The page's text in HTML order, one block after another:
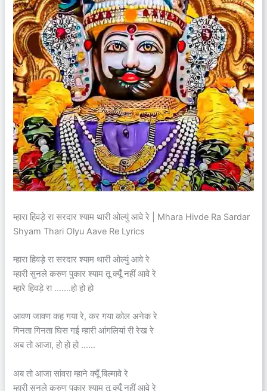
म्हारा हिवड़े रा सरदार श्याम थारी ओल्युं आवे रे | Mhara Hivde Ra Sardar
Shyam Thari Olyu Aave Re Lyrics
म्हारा हिवड़े रा सरदार श्याम थारी ओल्युं आवे रे
म्हारी सुनले करुण पुकार श्याम तू क्यूँ नहीं आवे रे
म्हारे हिवड़े रा …….हो हो हो
आवण जावण कह गया रे, कर गया कोल अनेक रे
गिनता गिनता घिस गई म्हारी आंगलियां री रेख रे
अब तो आजा, हो हो हो ……
अब तो आजा सांवरा म्हाने क्यूँ बिल्मावे रे
म्हारी सुनले करुण पुकार श्याम तू क्यूँ नहीं आवे रे